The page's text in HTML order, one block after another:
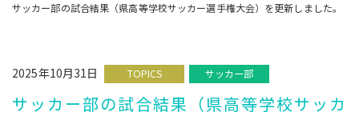
サッカー部の試合結果（県高等学校サッカー選手権大会）を更新しました。
2025年10月31日 TOPICS サッカー部
サッカー部の試合結果（県高等学校サッカ